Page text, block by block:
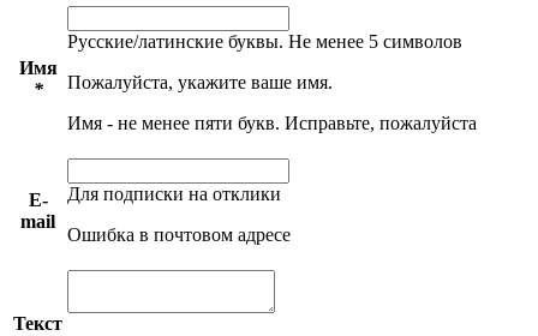
Имя
*
Русские/латинские буквы. Не менее 5 символов
Пожалуйста, укажите ваше имя.
Имя - не менее пяти букв. Исправьте, пожалуйста
E-
mail
Для подписки на отклики
Ошибка в почтовом адресе
Текст